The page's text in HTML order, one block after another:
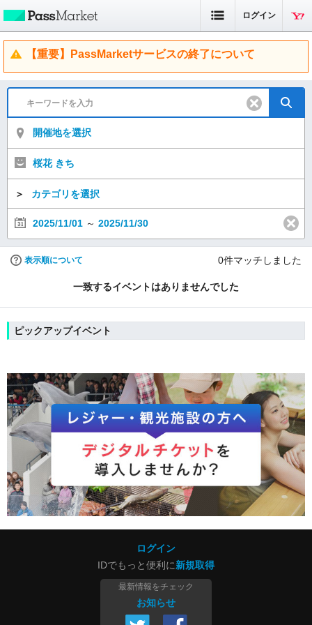
ログイン
【重要】PassMarketサービスの終了について
開催地を選択
桜花 きち
＞ カテゴリを選択
2025/11/01 ～ 2025/11/30
表示順について 0件マッチしました
一致するイベントはありませんでした
ピックアップイベント
ログイン
IDでもっと便利に新規取得
最新情報をチェック
お知らせ